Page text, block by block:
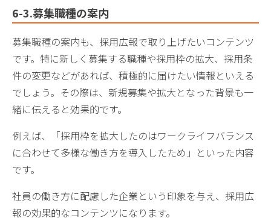
6-3.募集職種の案内
募集職種の案内も、採用広報で取り上げたいコンテンツ
です。特に​​新しく募集する職種や採用枠の拡大、採用条
件の変更などがあれば、積極的に届けたい情報といえる
でしょう。その際は、新規募集や拡大となった背景も一
緒に伝えると効果的です。
例えば、「採用枠を拡大したのはワークライフバランス
に合わせて多様な働き方を導入したため」といった内容
です。
社員の働き方に配慮した企業という印象を与え、採用広
報の効果的なコンテンツになります。